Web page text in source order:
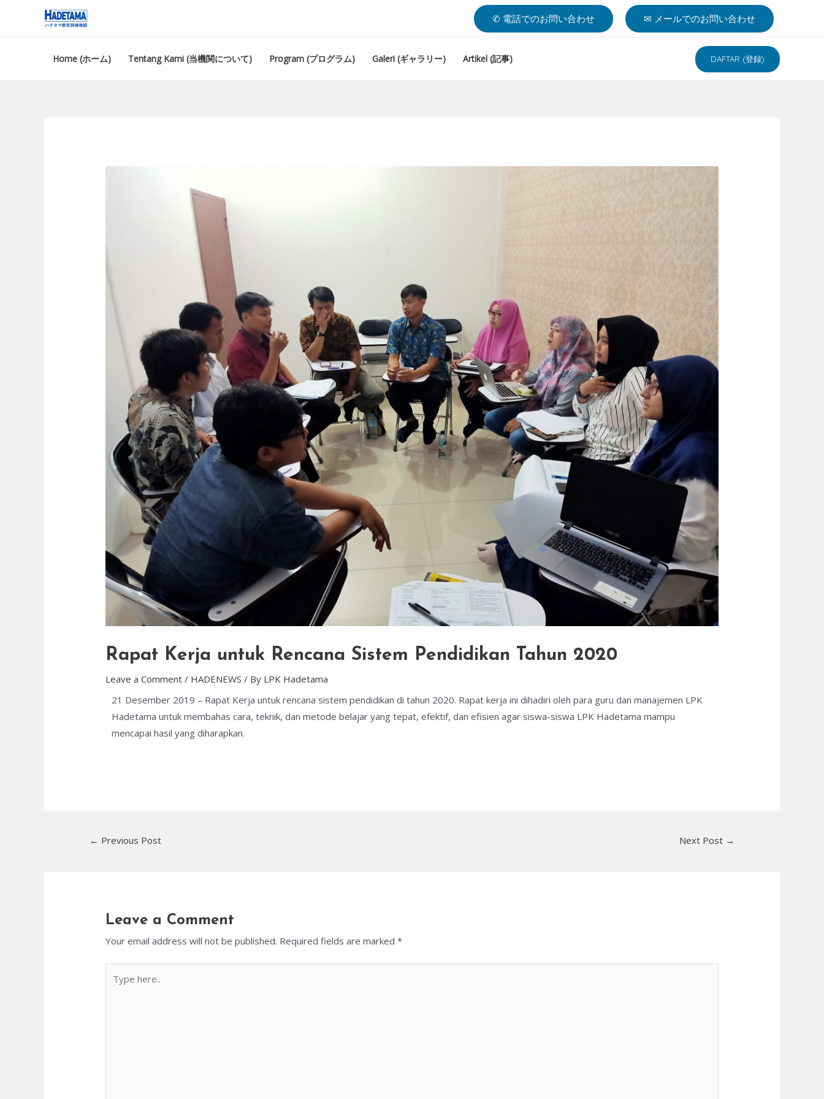
✆ 電話でのお問い合わせ ✉︎ メールでのお問い合わせ
Home (ホーム) Tentang Kami (当機関について) Program (プログラム) Galeri (ギャラリー) Artikel (記事) DAFTAR (登録)
Rapat Kerja untuk Rencana Sistem Pendidikan Tahun 2020
Leave a Comment / HADENEWS / By LPK Hadetama
21 Desember 2019 – Rapat Kerja untuk rencana sistem pendidikan di tahun 2020. Rapat kerja ini dihadiri oleh para guru dan manajemen LPK
Hadetama untuk membahas cara, teknik, dan metode belajar yang tepat, efektif, dan efisien agar siswa-siswa LPK Hadetama mampu
mencapai hasil yang diharapkan.
Post
navigation
← Previous Post Next Post →
Leave a Comment
Your email address will not be published. Required fields are marked*
here..